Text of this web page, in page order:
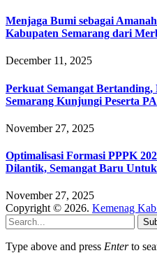
Menjaga Bumi sebagai
Kabupaten Semarang dari
December 11, 2025
Perkuat Semangat
Semarang Kunjungi Peserta
November 27, 2025
Optimalisasi Formasi PPPK
Dilantik, Semangat Baru
November 27, 2025
Copyright © 2026. Kemenag
Type above and press Enterto